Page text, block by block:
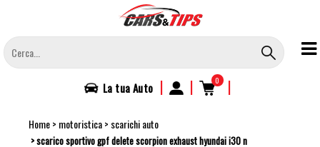
contenuto
principale
La tuaAuto | | 0 |
Home motoristica scarichi auto
scarico sportivo gpf delete scorpion exhaust hyundai i30 n